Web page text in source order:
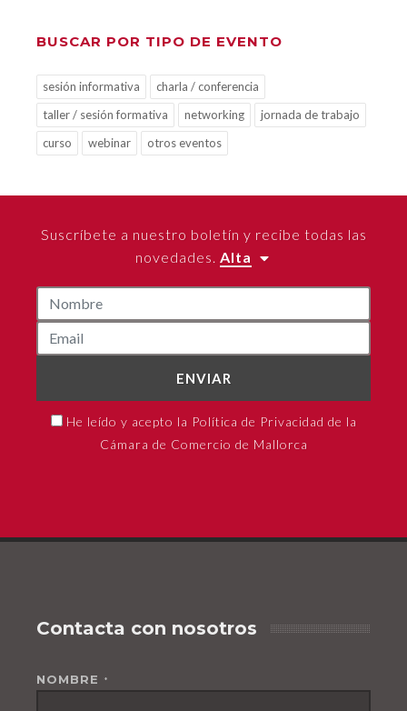
BUSCAR POR TIPO DE EVENTO
sesión informativa
charla / conferencia
taller / sesión formativa
networking
jornada de trabajo
curso
webinar otros eventos
Suscríbete a nuestro boletín y recibe todas las
novedades. Alta
ENVIAR
He leído y acepto la Política de Privacidad de la
Cámara de Comercio de Mallorca
Contacta con nosotros
NOMBRE *